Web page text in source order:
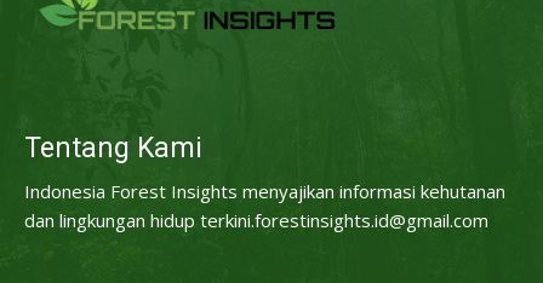
Tentang Kami
Indonesia Forest Insights menyajikan informasi kehutanan
dan lingkungan hidup terkini.forestinsights.id@gmail.com